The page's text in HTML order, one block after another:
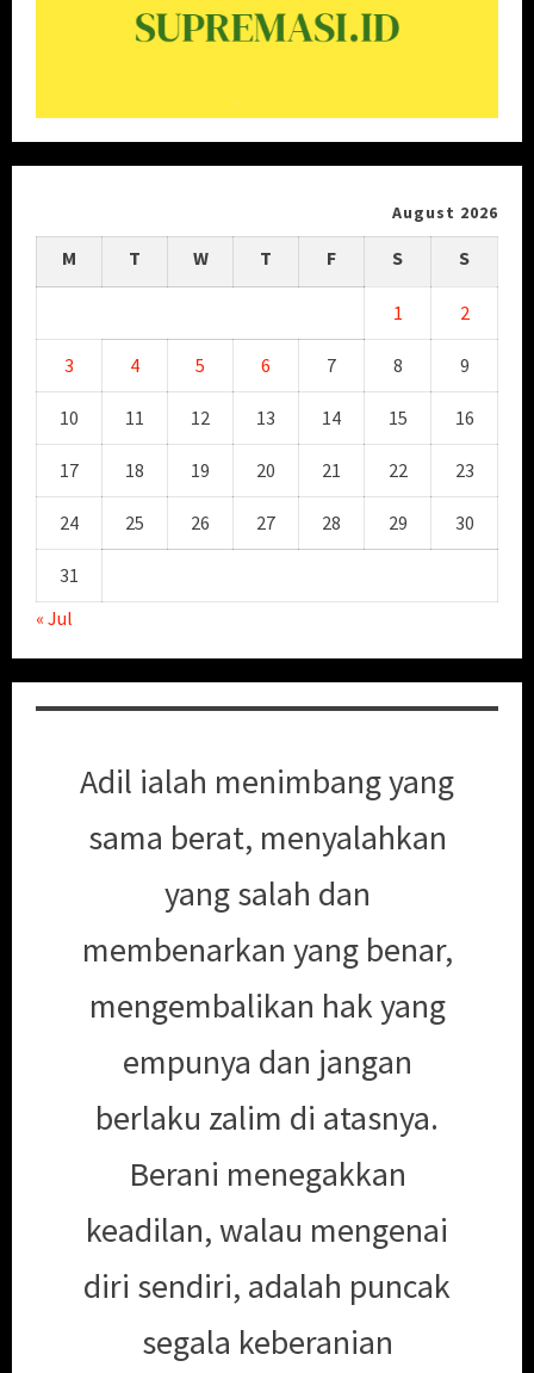
August 2026
M T W T F S S
1 2
3 4 5 6 7 8 9
10 11 12 13 14 15 16
17 18 19 20 21 22 23
24 25 26 27 28 29 30
31
« Jul
Adil ialah menimbang yang
sama berat, menyalahkan
yang salah dan
membenarkan yang benar,
mengembalikan hak yang
empunya dan jangan
berlaku zalim di atasnya.
Berani menegakkan
keadilan, walau mengenai
diri sendiri, adalah puncak
segala keberanian